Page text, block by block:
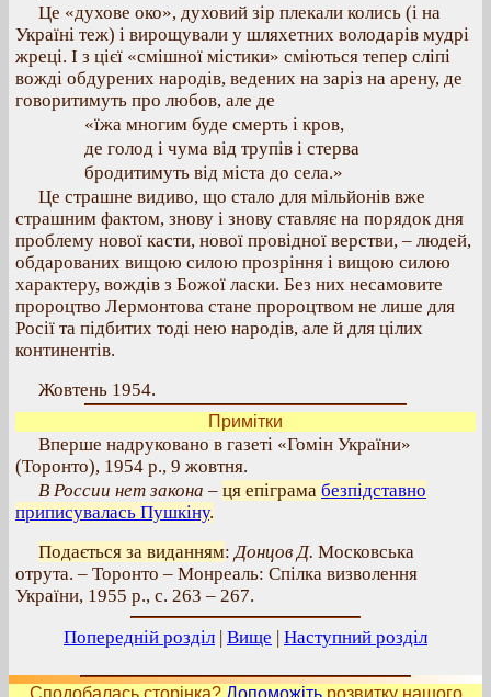
Це «духове око», духовий зір плекали колись (і на
Україні теж) і вирощували у шляхетних володарів мудрі
жреці. І з цієї «смішної містики» сміються тепер сліпі
вожді обдурених народів, ведених на заріз на арену, де
говоритимуть про любов, але де
«їжа многим буде смерть і кров,
де голод і чума від трупів і стерва
бродитимуть від міста до села.»
Це страшне видиво, що стало для мільйонів вже
страшним фактом, знову і знову ставляє на порядок дня
проблему нової касти, нової провідної верстви, – людей,
обдарованих вищою силою прозріння і вищою силою
характеру, вождів з Божої ласки. Без них несамовите
пророцтво Лермонтова стане пророцтвом не лише для
Росії та підбитих тоді нею народів, але й для цілих
континентів.
Жовтень 1954.
Примітки
Вперше надруковано в газеті «Гомін України»
(Торонто), 1954 р., 9 жовтня.
В России нет закона – ця епіграма безпідставно
приписувалась Пушкіну.
Подається за виданням:Донцов Д. Московська
отрута. – Торонто – Монреаль: Спілка визволення
України, 1955 р., с. 263 – 267.
Попередній розділ | Вище | Наступний розділ
Сподобалась сторінка? Допоможітьрозвитку нашого